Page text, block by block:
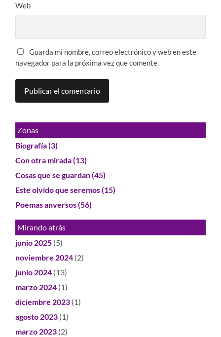
Web
Guarda mi nombre, correo electrónico y web en este
navegador para la próxima vez que comente.
Zonas
Biografía(3)
Con otra mirada(13)
Cosas que se guardan(45)
Este olvido que seremos(15)
Poemas anversos(56)
Mirando atrás
junio 2025 (5)
noviembre 2024 (2)
junio 2024 (13)
marzo 2024 (1)
diciembre 2023 (1)
agosto 2023 (1)
marzo 2023 (2)